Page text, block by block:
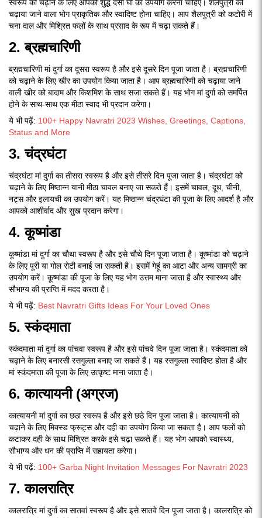
स्वरूप को चढ़ाने के लिए आपको शुद्ध देसी घी का उपयोग करना चाहिए। शैलपुत्री को
चढ़ाया जाने वाला भोग प्राकृतिक और स्वादिष्ट होना चाहिए। आप शैलपुत्री को कटोरी में
चना दाल और मिश्रित फलों के साथ प्रसाद के रूप में चढ़ा सकते हैं।
2. ब्रह्मचारिणी
ब्रह्मचारिणी मां दुर्गा का दूसरा स्वरूप है और इसे दूसरे दिन पूजा जाता है। ब्रह्मचारिणी
को चढ़ाने के लिए खीर का उपयोग किया जाता है। आप ब्रह्मचारिणी को चढ़ाया जाने
वाली खीर को बादाम और किशमिश के साथ सजा सकते हैं। यह भोग मां दुर्गा को समर्पित
होने के साथ-साथ एक मीठा स्वाद भी प्रदान करेगा।
ये भी पढ़ें: 100+ Happy Navratri 2023 Wishes, Greetings, Captions,
Status and More
3. चंद्रघंटा
चंद्रघंटा मां दुर्गा का तीसरा स्वरूप है और इसे तीसरे दिन पूजा जाता है। चंद्रघंटा को
चढ़ाने के लिए मिष्ठान्न यानी मीठा चावल बनाए जा सकते हैं। इसमें चावल, दूध, चीनी,
नट्स और इलायची का उपयोग करें। यह मिष्ठान्न चंद्रघंटा की पूजा के लिए आदर्श है और
आपको आशीर्वाद और सुख प्रदान करेगा।
4. कूष्मांडा
कूष्मांडा मां दुर्गा का चौथा स्वरूप है और इसे चौथे दिन पूजा जाता है। कूष्मांडा को चढ़ाने
के लिए पूरी या गोल रोटी बनाई जा सकती है। इसमें गेहूं का आटा और अन्य सामग्री का
उपयोग करें। कूष्मांडा की पूजा के लिए यह भोग उत्तम माना जाता है और स्वास्थ्य और
सौभाग्य की प्राप्ति में मदद करता है।
ये भी पढ़ें: Best Navratri Gifts Ideas For Your Loved Ones
5. स्कंदमाता
स्कंदमाता मां दुर्गा का पांचवा स्वरूप है और इसे पांचवे दिन पूजा जाता है। स्कंदमाता को
चढ़ाने के लिए बनारसी रसगुल्ला बनाए जा सकते हैं। यह रसगुल्ला स्वादिष्ट होता है और
मां स्कंदमाता की पूजा के लिए उत्कृष्ट माना जाता है।
6. कात्यायनी (अग्रज)
कात्यायनी मां दुर्गा का छठा स्वरूप है और इसे छठे दिन पूजा जाता है। कात्यायनी को
चढ़ाने के लिए मिक्स्ड फ्रूट्स और दही का उपयोग किया जा सकता है। आप फलों को
कटाकर दही के साथ मिश्रित करके इसे चढ़ा सकते हैं। यह भोग आपको स्वास्थ्य,
सौभाग्य और धन की प्राप्ति में सहायता करेगा।
ये भी पढ़ें: 100+ Garba Night Invitation Messages For Navratri 2023
7. कालरात्रि
कालरात्रि मां दुर्गा का सातवां स्वरूप है और इसे सातवे दिन पूजा जाता है। कालरात्रि को